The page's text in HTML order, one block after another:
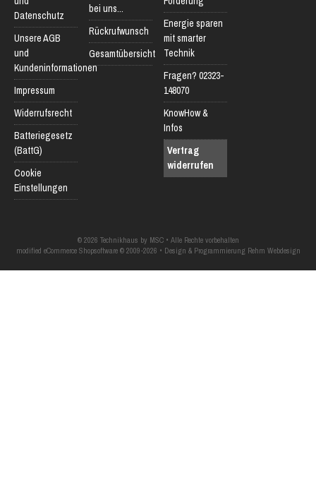
Datenschutz
Unsere AGB
und
Kundeninformationen
Impressum
Widerrufsrecht
Batteriegesetz
(BattG)
Cookie
Einstellungen
bei uns...
Rückrufwunsch
Gesamtübersicht
Energie sparen
mit smarter
Technik
Fragen? 02323-
148070
KnowHow &
Infos
Vertrag
widerrufen
© 2026 Technikhaus by MSC • Alle Rechte vorbehalten
modified eCommerce Shopsoftware © 2009-2026 • Design & Programmierung Rehm Webdesign